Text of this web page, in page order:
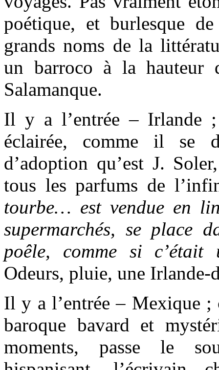
poétique, et burlesque
grands noms de la
un barroco à la hauteur
Salamanque.
Il y a l’entrée – Irlande ;
éclairée, comme il se
d’adoption qu’est J.
tous les parfums de
tourbe… est vendue en
supermarchés, se place
poêle, comme si
Odeurs, pluie, une
Il y a l’entrée – Mexique ;
baroque bavard et
moments, passe le